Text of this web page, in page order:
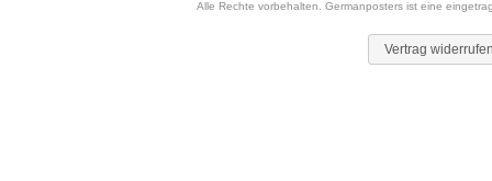
Alle Rechte vorbehalten. Germanposters ist eine
Vertrag